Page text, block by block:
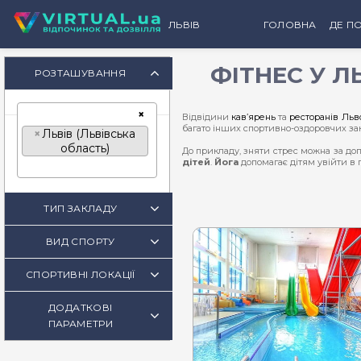
ЛЬВІВ ГОЛОВНА ДЕ
РОЗТАШУВАННЯ
×
×Львів (Львівська
область)
ТИП ЗАКЛАДУ
ВИД СПОРТУ
СПОРТИВНІ ЛОКАЦІЇ
ДОДАТКОВІ
ПАРАМЕТРИ
ФІТНЕС У
Відвідини кав’яреньта ресторанів
багато інших спортивно-оздоровчих
До прикладу, зняти стрес можна за
дітей. Йогадопомагає дітям увійти
Стати ближчими до ідеалу або
Басейни Львова– місце, де можна
Набирає дедалі більше популярності -
Якщо ж Ви хочете розвинути пластику,
Львова.
Якщо для Вас заняття в приміщенні
конем.
Отож, у нашійдобірціпредставлено